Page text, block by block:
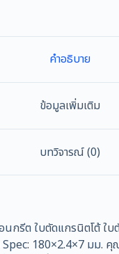
คำอธิบาย
ข้อมูลเพิ่มเติม
บทวิจารณ์ (0)
นกรีต ใบตัดแกรนิตโต้ ใ
Spec: 180×2.4×7 มม.